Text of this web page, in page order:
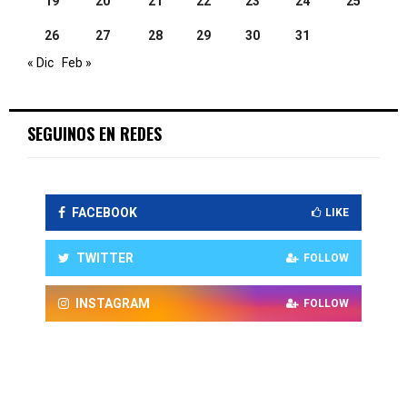
26 27 28 29 30
31
« Dic
Feb »
SEGUINOS EN REDES
FACEBOOK LIKE
TWITTER FOLLOW
INSTAGRAM FOLLOW